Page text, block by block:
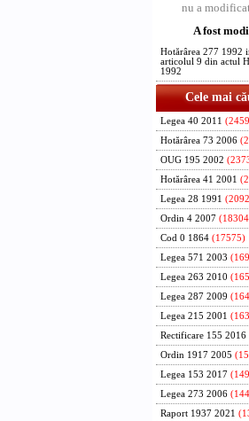
nu a
A fost
Hotărârea 277 1992
articolul 9 din actul
1992
Cele mai
Legea 40 2011
Hotărârea 73 2006
OUG 195 2002
Hotărârea 41 2001
Legea 28 1991
Ordin 4 2007
Cod 0 1864 (17575)
Legea 571 2003
Legea 263 2010
Legea 287 2009
Legea 215 2001
Rectificare 155 2016
Ordin 1917 2005
Legea 153 2017
Legea 273 2006
Raport 1937 2021